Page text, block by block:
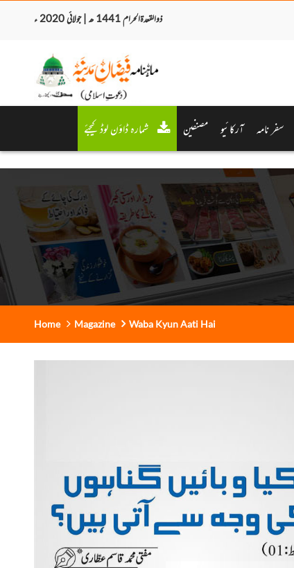
ذوالقعدۃالحرام 1441 ھ | جولائی 2020 ء
سفر نامہ آرکائیو مصنفین شمارہ ڈاؤن لوڈ کیجئے
Home Magazine Waba Kyun Aati Hai